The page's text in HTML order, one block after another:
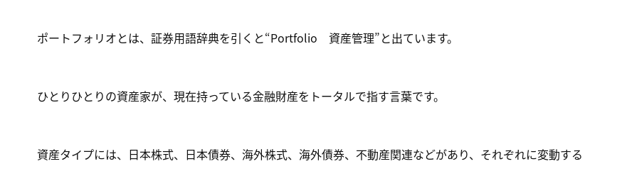
ポートフォリオとは、証券用語辞典を引くと“Portfolio 資産管理”と出ています。
ひとりひとりの資産家が、現在持っている金融財産をトータルで指す言葉です。
資産タイプには、日本株式、日本債券、海外株式、海外債券、不動産関連などがあり、それぞれに変動する